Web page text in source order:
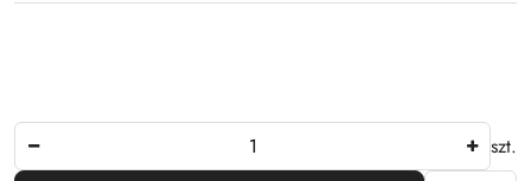
szt.